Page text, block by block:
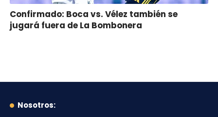
Confirmado: Boca vs. Vélez también se
jugará fuera de La Bombonera
Nosotros: